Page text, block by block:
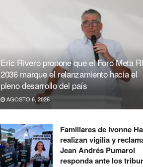
Eric Rivero propone que el Foro Meta
2036 marque el relanzamiento hacia el
pleno desarrollo del país
AGOSTO 6, 2026
Familiares de Ivonne
realizan vigilia y
Jean Andrés Pumarol
responda ante los